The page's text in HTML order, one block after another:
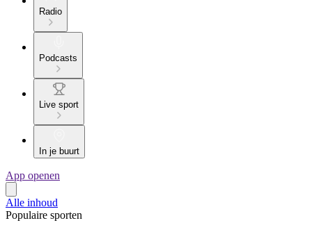
Radio
Podcasts
Live sport
In je buurt
App openen
Alle inhoud
Populaire sporten